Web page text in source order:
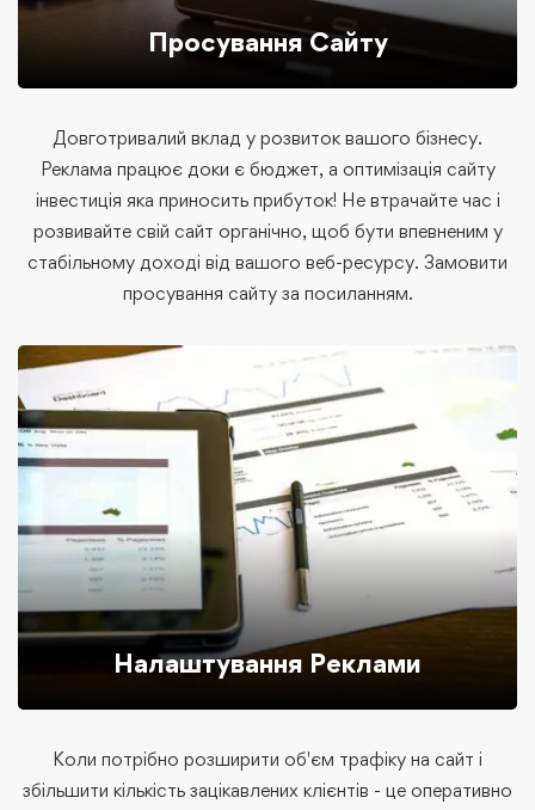
Просування Сайту
Довготривалий вклад у розвиток вашого бізнесу.
Реклама працює доки є бюджет, а оптимізація сайту
інвестиція яка приносить прибуток! Не втрачайте час і
розвивайте свій сайт органічно, щоб бути впевненим у
стабільному доході від вашого веб-ресурсу. Замовити
просування сайту за посиланням.
Налаштування Реклами
Коли потрібно розширити об'єм трафіку на сайт і
збільшити кількість зацікавлених клієнтів - це оперативно